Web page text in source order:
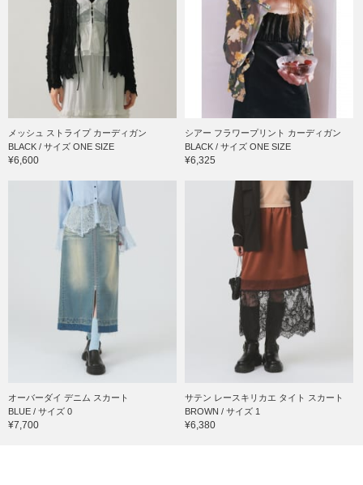
メッシュ ストライプ カーディガン
BLACK / サイズ ONE SIZE
¥6,600
シアー フラワープリント カーディガン
BLACK / サイズ ONE SIZE
¥6,325
オーバーダイ デニム スカート
BLUE / サイズ 0
¥7,700
サテン レースキリカエ タイト スカート
BROWN / サイズ 1
¥6,380